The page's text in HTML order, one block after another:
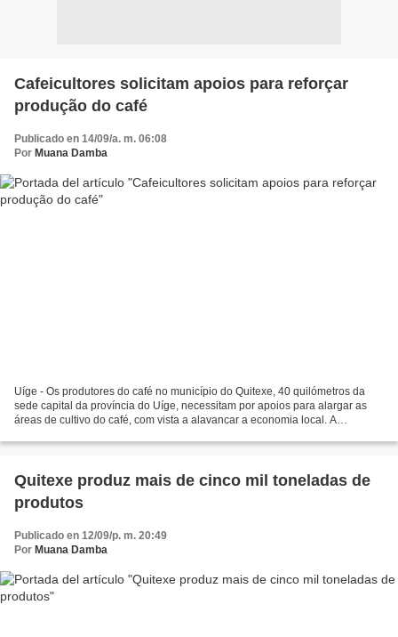
Cafeicultores solicitam apoios para reforçar
produção do café
Publicado en 14/09/a. m. 06:08
Por Muana Damba
Uíge - Os produtores do café no município do Quitexe, 40 quilómetros da
sede capital da província do Uíge, necessitam por apoios para alargar as
áreas de cultivo do café, com vista a alavancar a economia local. A
Quitexe produz mais de cinco mil toneladas de
produtos
Publicado en 12/09/p. m. 20:49
Por Muana Damba